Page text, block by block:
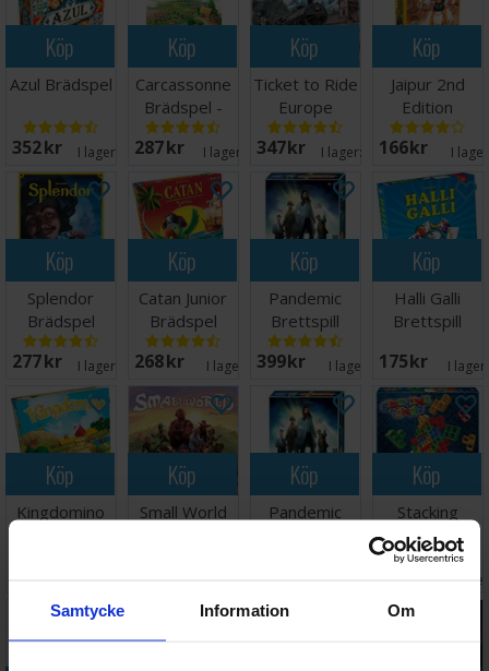
Samtycke Information Om
Köp
Azul Brädspel
352 SEK I lager: 20+
Köp
Carcassonne
Brädspel -
Svensk
287 SEK I lager: 18
Köp
Ticket to Ride
Europe
Brädspel
347 SEK I lager: 20+
Köp
Jaipur 2nd
Edition
Brädspel
166 SEK I
Köp
Splendor
Brädspel
277 SEK I lager: 20+
Köp
Catan Junior
Brädspel
268 SEK I lager: 8
Köp
Pandemic
Brettspill
399 SEK I lager:
Köp
Halli Galli
Brettspill
175 SEK I
Köp
Kingdomino
Köp
Small World
Köp
Pandemic
Köp
Stacking
Tower
Brädspel
I